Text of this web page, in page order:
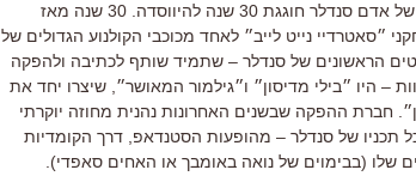
אדם סנדלר חוגגת 30 שנה להיווסדה. 30
שנה מאז
״סאטרדיי נייט לייב״ לאחד מכוכבי הקולנוע הגדולים של
הראשונים של סנדלר – שתמיד שותף לכתיבה ולהפקה
– היו ״בילי מדיסון״ ו״גילמור המאושר״, שיצרו יחד את
. חברת ההפקה שבשנים האחרונות נהנית מחוזה יוקרתי
תכניו של סנדלר – מהופעות הסטנדאפ, דרך הקומדיות
שלו (בבימוים של נואה באומבך או האחים סאפדי).